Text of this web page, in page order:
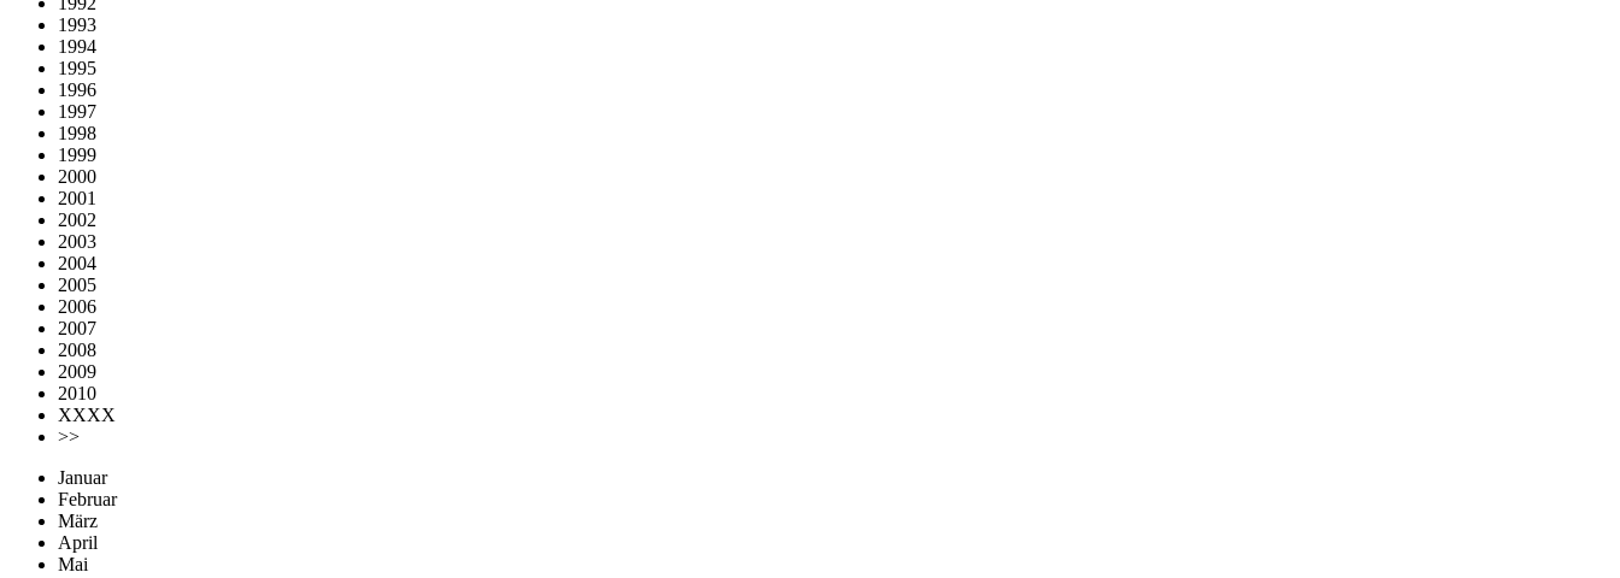
1993
1994
1995
1996
1997
1998
1999
2000
2001
2002
2003
2004
2005
2006
2007
2008
2009
2010
XXXX
>>
Januar
Februar
März
April
Mai